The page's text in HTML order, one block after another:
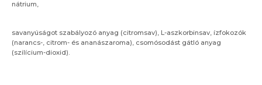
nátrium,
savanyúságot szabályozó anyag (citromsav), L-aszkorbinsav, ízfokozók
(narancs-, citrom- és ananászaroma), csomósodást gátló anyag
(szilícium-dioxid).